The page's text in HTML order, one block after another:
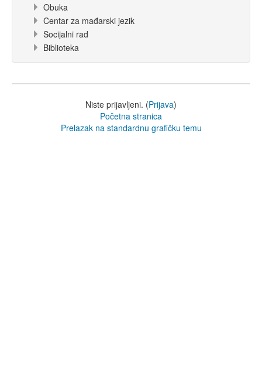
Obuka
Centar za mađarski jezik
Socijalni rad
Biblioteka
Niste prijavljeni. (Prijava)
Početna stranica
Prelazak na standardnu grafičku temu